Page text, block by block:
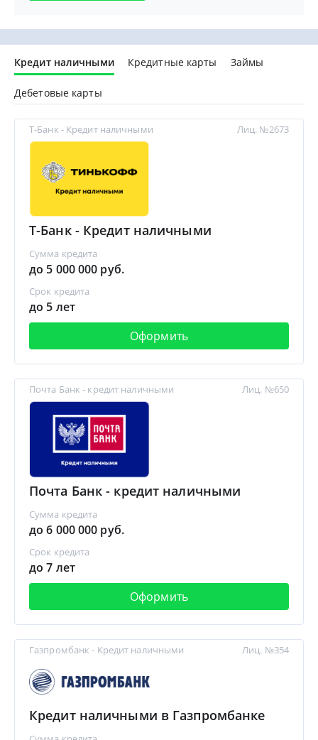
Кредит наличными Кредитные карты Займы
Дебетовые карты
Т-Банк - Кредит наличными
Т-Банк - Кредит наличными
Сумма кредита
до 5 000 000 руб.
Срок кредита
до 5 лет
Оформить
Лиц. №2673
Почта Банк - кредит наличными
Почта Банк - кредит наличными
Сумма кредита
до 6 000 000 руб.
Срок кредита
до 7 лет
Оформить
Лиц. №650
Газпромбанк - Кредит наличными
Кредит наличными в Газпромбанке
Лиц. №354